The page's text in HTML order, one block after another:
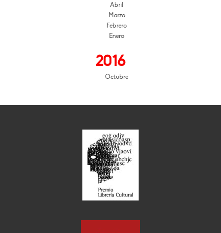
Abril
Marzo
Febrero
Enero
2016
Octubre